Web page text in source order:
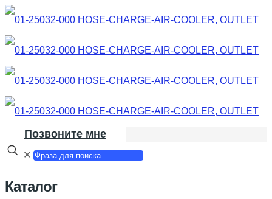
Позвоните мне
✕
Каталог